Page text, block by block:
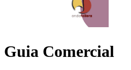
Guia Comercial